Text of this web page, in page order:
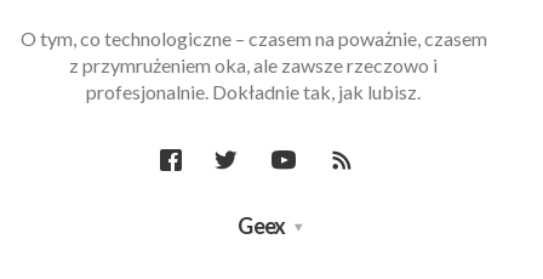
O tym, co technologiczne – czasem na poważnie, czasem
z przymrużeniem oka, ale zawsze rzeczowo i
profesjonalnie. Dokładnie tak, jak lubisz.
Geex